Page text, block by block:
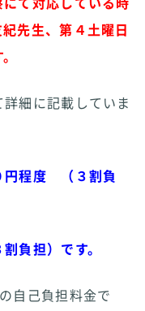
先生、第４土曜日
細に記載していま
円程度 （３割負
負担）です。
自己負担料金で